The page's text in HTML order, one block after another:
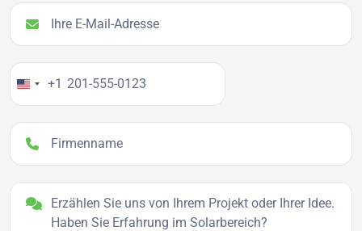
Ihre E-Mail-Adresse
Ihre Telefonnummer
+1
Firmenname
Projektdetails